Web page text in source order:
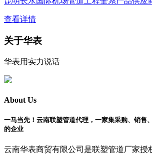
查看详情
关于华表
华表用实力说话
About Us
一马当先！云南联塑管道代理，一家集采购、销售
的企业
云南华表商贸有限公司是联塑管道厂家授